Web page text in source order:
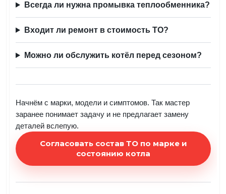
Всегда ли нужна промывка теплообменника?
Входит ли ремонт в стоимость ТО?
Можно ли обслужить котёл перед сезоном?
Начнём с марки, модели и симптомов. Так мастер
заранее понимает задачу и не предлагает замену
деталей вслепую.
Согласовать состав ТО по марке и
состоянию котла